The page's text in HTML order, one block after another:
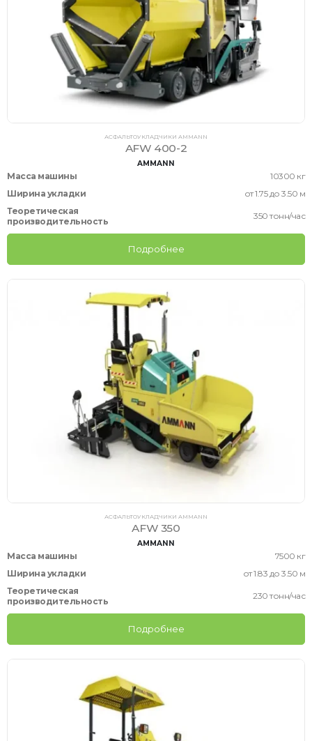
АСФАЛЬТОУКЛАДЧИКИ AMMANN
AFW 400-2
AMMANN
Масса машины
10300 кг
Ширина укладки
от 1.75 до 3.50 м
Теоретическая
производительность
350 тонн/час
Подробнее
АСФАЛЬТОУКЛАДЧИКИ AMMANN
AFW 350
AMMANN
Масса машины
7500 кг
Ширина укладки
от 1.83 до 3.50 м
Теоретическая
производительность
230 тонн/час
Подробнее